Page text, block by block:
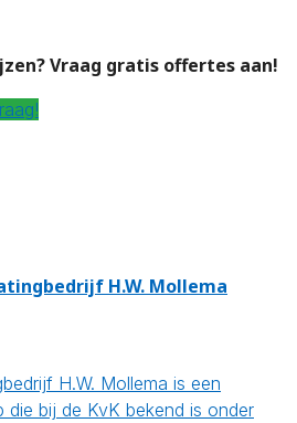
Vraag gratis offertes aan!
H.W. Mollema
H.W. Mollema is een
die bij de KvK bekend is onder